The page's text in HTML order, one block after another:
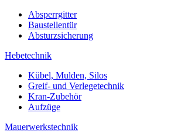
Absperrgitter
Baustellentür
Absturzsicherung
Hebetechnik
Kübel, Mulden, Silos
Greif- und Verlegetechnik
Kran-Zubehör
Aufzüge
Mauerwerkstechnik